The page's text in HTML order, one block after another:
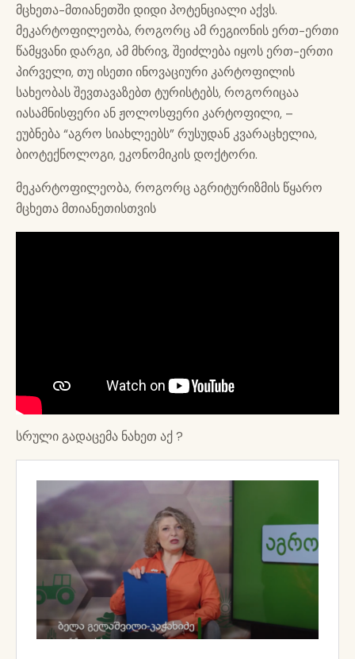
მცხეთა-მთიანეთში დიდი პოტენციალი აქვს.
მეკარტოფილეობა, როგორც ამ რეგიონის ერთ-ერთი
წამყვანი დარგი, ამ მხრივ, შეიძლება იყოს ერთ-ერთი
პირველი, თუ ისეთი ინოვაციური კარტოფილის
სახეობას შევთავაზებთ ტურისტებს, როგორიცაა
იასამნისფერი ან ჟოლოსფერი კარტოფილი, –
ეუბნება “აგრო სიახლეებს” რუსუდან კვარაცხელია,
ბიოტექნოლოგი, ეკონომიკის დოქტორი.
მეკარტოფილეობა, როგორც აგრიტურიზმის წყარო
მცხეთა მთიანეთისთვის
სრული გადაცემა ნახეთ აქ ?